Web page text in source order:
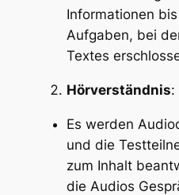
Informationen
Aufgaben, bei
Textes
Hörverständnis:
Es werden
und die
zum Inhalt
die Audios